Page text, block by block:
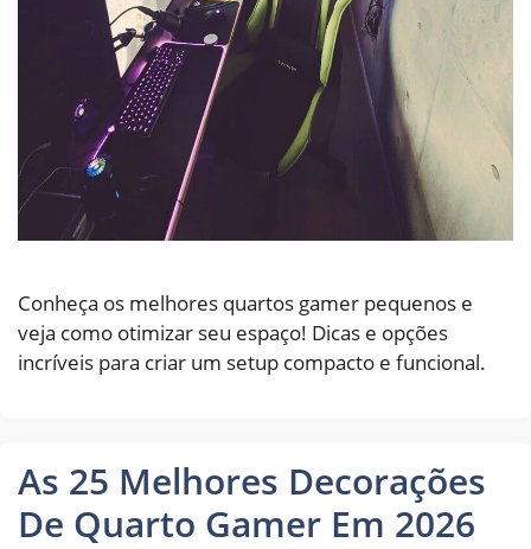
Conheça os melhores quartos gamer pequenos e
veja como otimizar seu espaço! Dicas e opções
incríveis para criar um setup compacto e funcional.
As 25 Melhores Decorações
De Quarto Gamer Em 2026